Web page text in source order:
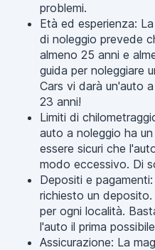
problemi.
Età ed esperienza:
di noleggio prevede
almeno 25 anni e
guida per noleggiare
Cars vi darà un'auto
23 anni!
Limiti di
auto a noleggio ha
essere sicuri che
modo eccessivo. Di
Depositi e
richiesto un
per ogni località.
l'auto il prima
Assicurazione: La